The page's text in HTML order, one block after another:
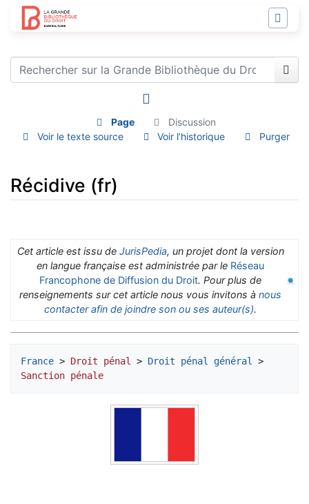
Page
Discussion
Voir le texte source
Voir l’historique Purger
Récidive (fr)
Cet article est issu de JurisPedia, un projet dont la version
en langue française est administrée par le Réseau
Francophone de Diffusion du Droit. Pour plus de
renseignements sur cet article nous vous invitons à nous
contacter afin de joindre son ou ses auteur(s).
France > Droit pénal > Droit pénal général
Sanction pénale